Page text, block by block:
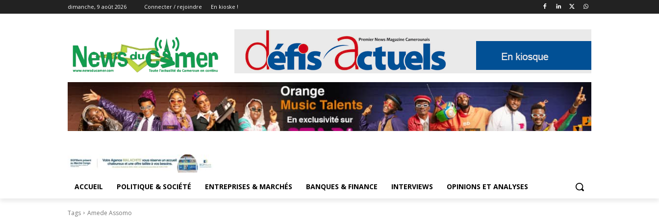
dimanche, 9 août 2026 Connecter / rejoindre En kioske !
ACCUEIL POLITIQUE & SOCIÉTÉ ENTREPRISES & MARCHÉS BANQUES & FINANCE INTERVIEWS OPINIONS ET ANALYSES
Tags Amede Assomo